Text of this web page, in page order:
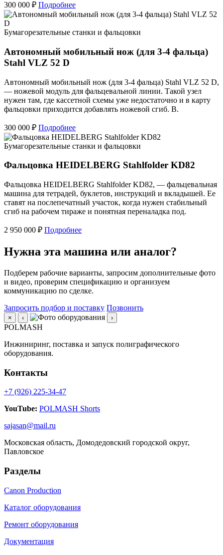
300 000 ₽ Подробнее
Бумагорезательные станки и фальцовки
Автономный мобильный нож (для 3-4 фальца)
Stahl VLZ 52 D
Автономный мобильный нож (для 3-4 фальца) Stahl VLZ 52 D,
— ножевой модуль для фальцевальной линии. Такой узел
нужен там, где кассетной схемы уже недостаточно и в карту
фальцовки приходится добавлять ножевой сгиб. В.
300 000 ₽ Подробнее
Бумагорезательные станки и фальцовки
Фальцовка HEIDELBERG Stahlfolder KD82
Фальцовка HEIDELBERG Stahlfolder KD82, — фальцевальная
машина для тетрадей, буклетов, инструкций и вкладышей. Ее
ставят на послепечатный участок, когда нужен стабильный
сгиб на рабочем тираже и понятная переналадка под.
2 950 000 ₽ Подробнее
Нужна эта машина или аналог?
Подберем рабочие варианты, запросим дополнительные фото
и видео, проверим спецификацию и организуем
коммуникацию по сделке.
Запросить подбор и поставку Позвонить
× ‹ ›
POLMASH
Инжиниринг, поставка и запуск полиграфического
оборудования.
Контакты
+7 (926) 225-34-47
YouTube: POLMASH Shorts
sajasan@mail.ru
Московская область, Домодедовский городской округ,
Павловское
Разделы
Canon Production
Каталог оборудования
Ремонт оборудования
Документация